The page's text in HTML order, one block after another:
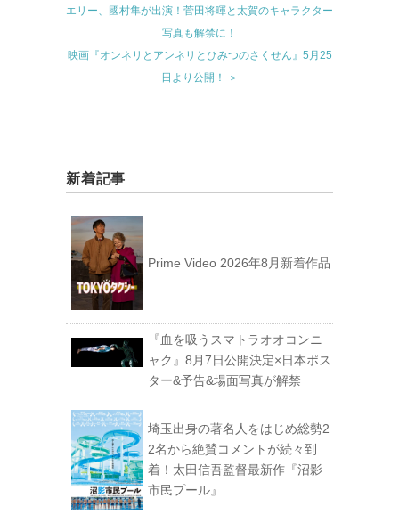
エリー、國村隼が出演！菅田将暉と太賀のキャラクター
写真も解禁に！
映画『オンネリとアンネリとひみつのさくせん』5月25
日より公開！ ＞
新着記事
Prime Video 2026年8月新着作品
『血を吸うスマトラオオコンニ
ャク』8月7日公開決定×日本ポス
ター&予告&場面写真が解禁
埼玉出身の著名人をはじめ総勢2
2名から絶賛コメントが続々到
着！太田信吾監督最新作『沼影
市民プール』